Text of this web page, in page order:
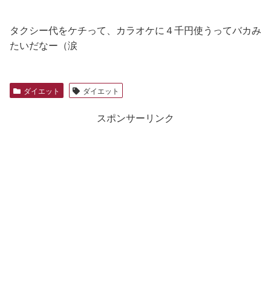
タクシー代をケチって、カラオケに４千円使うってバカみ
たいだなー（涙
ダイエット ダイエット
スポンサーリンク